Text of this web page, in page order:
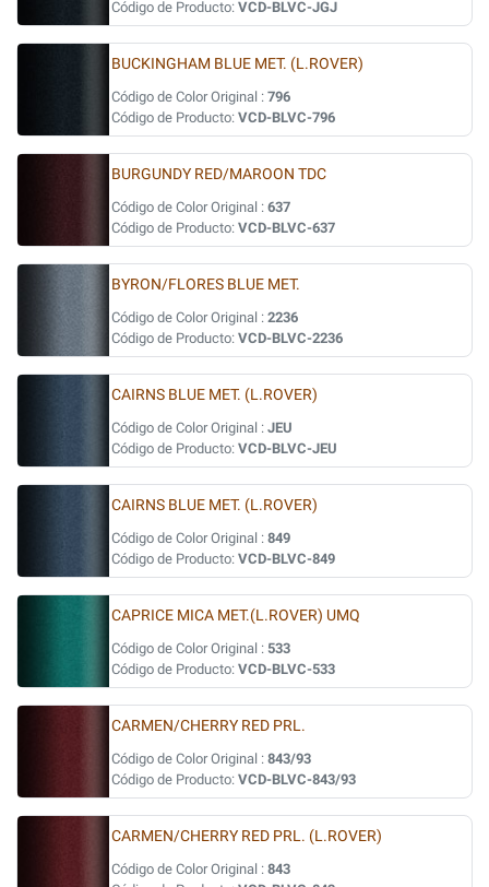
Código de Producto: VCD-BLVC-JGJ
BUCKINGHAM BLUE MET. (L.ROVER)
Código de Color Original : 796
Código de Producto: VCD-BLVC-796
BURGUNDY RED/MAROON TDC
Código de Color Original : 637
Código de Producto: VCD-BLVC-637
BYRON/FLORES BLUE MET.
Código de Color Original : 2236
Código de Producto: VCD-BLVC-2236
CAIRNS BLUE MET. (L.ROVER)
Código de Color Original : JEU
Código de Producto: VCD-BLVC-JEU
CAIRNS BLUE MET. (L.ROVER)
Código de Color Original : 849
Código de Producto: VCD-BLVC-849
CAPRICE MICA MET.(L.ROVER) UMQ
Código de Color Original : 533
Código de Producto: VCD-BLVC-533
CARMEN/CHERRY RED PRL.
Código de Color Original : 843/93
Código de Producto: VCD-BLVC-843/93
CARMEN/CHERRY RED PRL. (L.ROVER)
Código de Color Original : 843